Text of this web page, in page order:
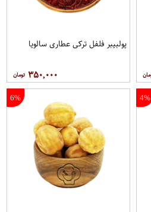
پولبیبر فلفل ترکی عطاری سالویا
۳۵۰,۰۰۰
4%
6%